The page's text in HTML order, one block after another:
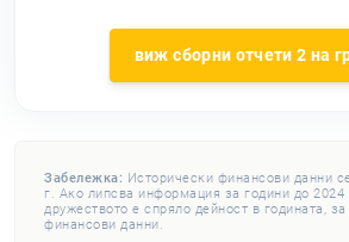
виж сборни отчети 2 на
Забележка: Исторически финансови данни
г. Ако липсва информация за години до 2024
дружеството е спряло дейност в годината,
финансови данни.